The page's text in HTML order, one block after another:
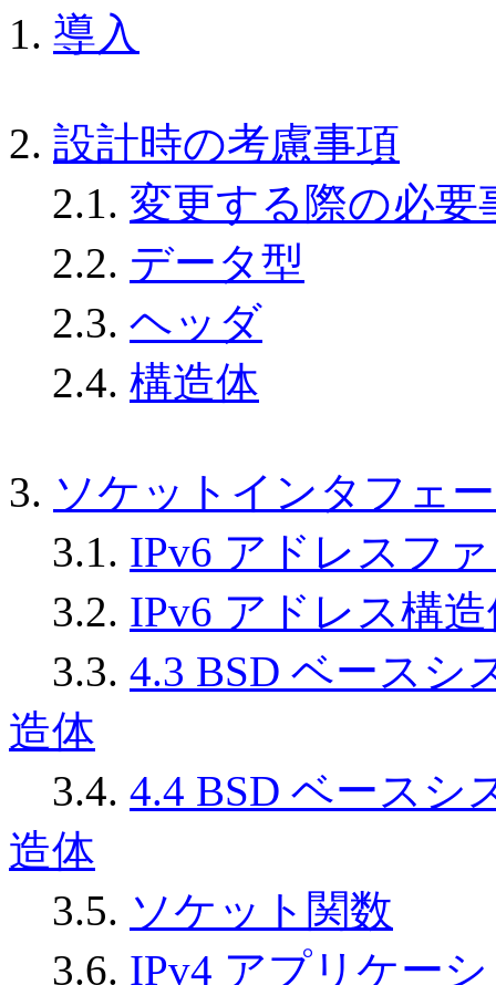
1. 導入
2. 設計時の考慮事項
2.1. 変更する際の必要
2.2. データ型
2.3. ヘッダ
2.4. 構造体
3. ソケットインタフェ
3.1. IPv6 アドレスフ
3.2. IPv6 アドレス構
3.3. 4.3 BSD ベースシ
造体
3.4. 4.4 BSD ベースシ
造体
3.5. ソケット関数
3.6. IPv4 アプリケー